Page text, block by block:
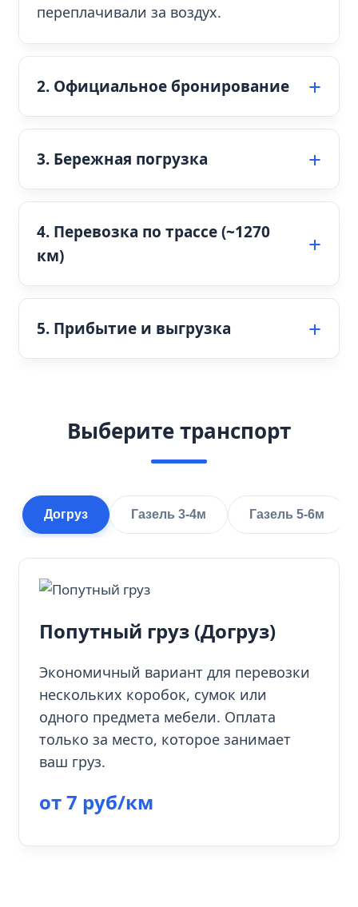
переплачивали за воздух.
2. Официальное бронирование
3. Бережная погрузка
4. Перевозка по трассе (~1270
км)
5. Прибытие и выгрузка
Выберите транспорт
Догруз Газель 3-4м Газель 5-6м
Попутный груз (Догруз)
Экономичный вариант для перевозки
нескольких коробок, сумок или
одного предмета мебели. Оплата
только за место, которое занимает
ваш груз.
от 7 руб/км